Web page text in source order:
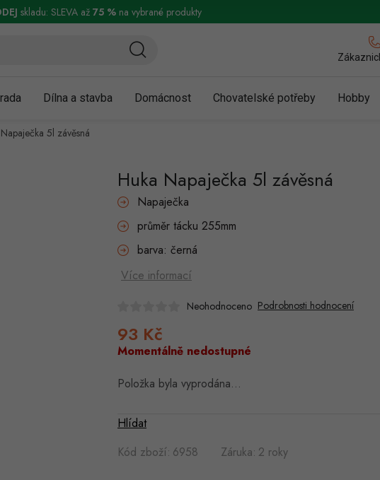
ochrany osobních údajů Obchodní podmínky pro podnikatele
skladu: SLEVA až 75 %na vybrané produkty
Dílna a stavba Domácnost Chovatelské potřeby Hobby
5l závěsná
Huka Napaječka 5l závěsná
Napaječka
průměr tácku 255mm
barva: černá
Více informací
Neohodnoceno Podrobnosti hodnocení
93 Kč
cena:
Položka byla vyprodána…
Momentálně nedostupné
Kód zboží: 6958 Záruka: 2 roky
Hlídat